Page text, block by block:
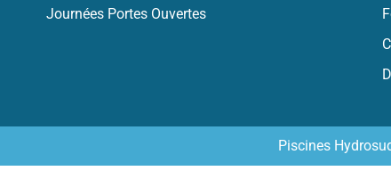
Journées Portes Ouvertes
Piscines